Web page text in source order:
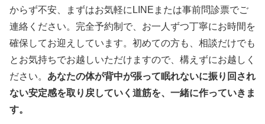
からず不安、まずはお気軽にLINEまたは事前問診票でご
連絡ください。完全予約制で、お一人ずつ丁寧にお時間を
確保してお迎えしています。初めての方も、相談だけでも
とお気持ちでお越しいただけますので、構えずにお越しく
ださい。 あなたの体が背中が張って眠れないに振り回され
ない安定感を取り戻していく道筋を、一緒に作っていきま
す。